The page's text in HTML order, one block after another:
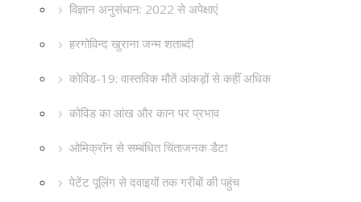
विज्ञान अनुसंधान: 2022 से अपेक्षाएं
हरगोविन्द खुराना जन्म शताब्दी
कोविड-19: वास्तविक मौतें आंकड़ों से कहीं अधिक
कोविड का आंख और कान पर प्रभाव
ओमिक्रॉन से सम्बंधित चिंताजनक डैटा
पेटेंट पूलिंग से दवाइयों तक गरीबों की पहुंच